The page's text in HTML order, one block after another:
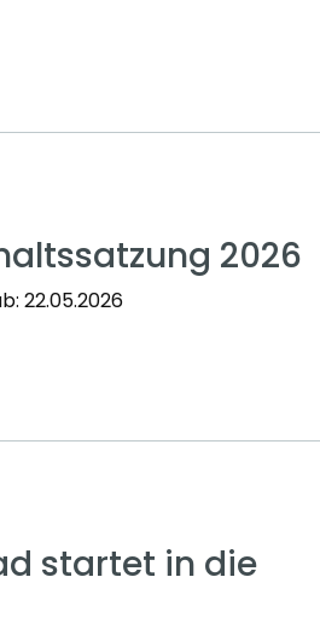
2026
22.05.2026
startet in die